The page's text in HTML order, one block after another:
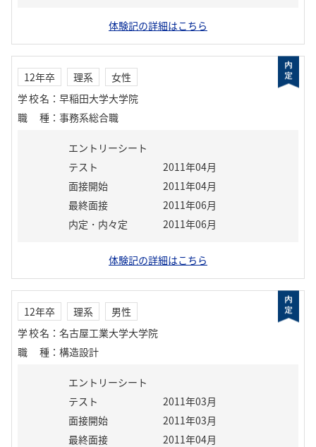
体験記の詳細はこちら
12年卒 理系
女性
学校名 ： 早稲田大学大学院
職種 ： 事務系総合職
エントリーシート
テスト
2011年04月
面接開始
2011年04月
最終面接
2011年06月
内定・内々定
2011年06月
体験記の詳細はこちら
12年卒 理系
男性
学校名 ： 名古屋工業大学大学院
職種 ： 構造設計
エントリーシート
テスト
2011年03月
面接開始
2011年03月
最終面接
2011年04月